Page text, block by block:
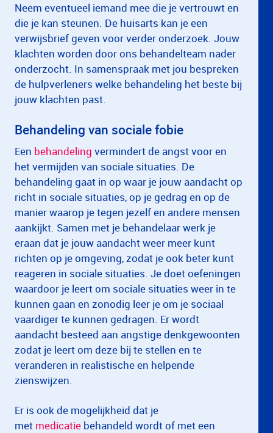
Neem eventueel iemand mee die je vertrouwt en
die je kan steunen. De huisarts kan je een
verwijsbrief geven voor verder onderzoek. Jouw
klachten worden door ons behandelteam nader
onderzocht. In samenspraak met jou bespreken
de hulpverleners welke behandeling het beste bij
jouw klachten past.
Behandeling van sociale fobie
Een behandeling vermindert de angst voor en
het vermijden van sociale situaties. De
behandeling gaat in op waar je jouw aandacht op
richt in sociale situaties, op je gedrag en op de
manier waarop je tegen jezelf en andere mensen
aankijkt. Samen met je behandelaar werk je
eraan dat je jouw aandacht weer meer kunt
richten op je omgeving, zodat je ook beter kunt
reageren in sociale situaties. Je doet oefeningen
waardoor je leert om sociale situaties weer in te
kunnen gaan en zonodig leer je om je sociaal
vaardiger te kunnen gedragen. Er wordt
aandacht besteed aan angstige denkgewoonten
zodat je leert om deze bij te stellen en te
veranderen in realistische en helpende
zienswijzen.
Er is ook de mogelijkheid dat je
met medicatie behandeld wordt of met een